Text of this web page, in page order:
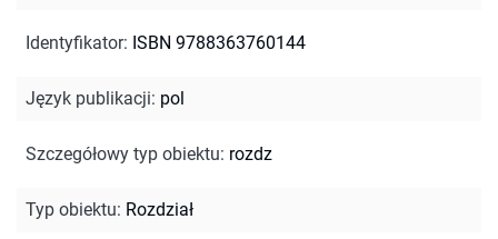
Identyfikator: ISBN 9788363760144
Język publikacji: pol
Szczegółowy typ obiektu: rozdz
Typ obiektu: Rozdział